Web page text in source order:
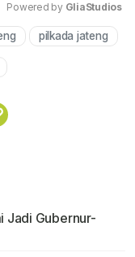
Mute
Powered by GliaStudios
pilkada jateng
Jadi Gubernur-